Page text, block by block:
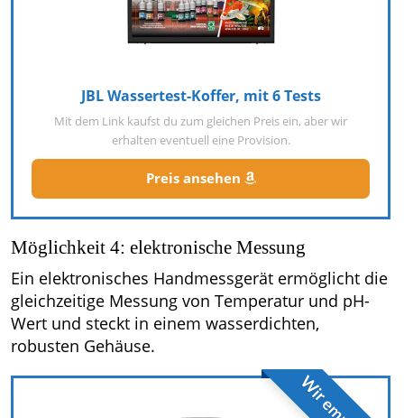
JBL Wassertest-Koffer, mit 6 Tests
Mit dem Link kaufst du zum gleichen Preis ein, aber wir
erhalten eventuell eine Provision.
Preis ansehen
Möglichkeit 4: elektronische Messung
Ein elektronisches Handmessgerät ermöglicht die
gleichzeitige Messung von Temperatur und pH-
Wert und steckt in einem wasserdichten,
robusten Gehäuse.